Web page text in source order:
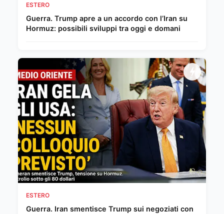
ESTERO
Guerra. Trump apre a un accordo con l’Iran su
Hormuz: possibili sviluppi tra oggi e domani
ESTERO
Guerra. Iran smentisce Trump sui negoziati con